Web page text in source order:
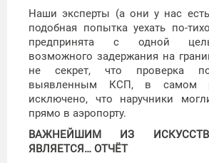
Наши эксперты (а они у нас
подобная попытка уехать по-
предпринята с одной
возможного задержания на
не секрет, что проверка
выявленным КСП, в самом
исключено, что наручники
прямо в аэропорту.
ВАЖНЕЙШИМ ИЗ
ЯВЛЯЕТСЯ… ОТЧЁТ